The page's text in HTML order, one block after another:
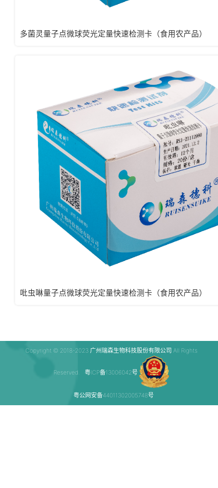
多菌灵量子点微球荧光定量快速检测卡（食用农产品）
吡虫啉量子点微球荧光定量快速检测卡（食用农产品）
Copyright © 2018-2023 广州瑞森生物科技股份有限公司 All Rights
Reserved. 粤ICP备13006042号
粤公网安备44011302005748号